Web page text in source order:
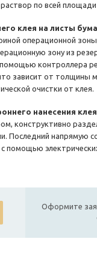
по всей
клея на листы
операционной
зону из
контроллера
зависит от
очистки от клея.
нанесения
конструктивно
Последний напрямую
помощью
Оформите